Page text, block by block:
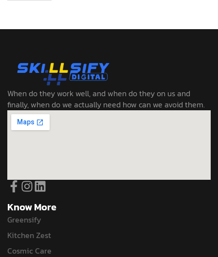
When do they work well, and when do they on us and
finally, when do we actually need how can we avoid them.
Know More
Greensify
Kitchen Zest
Cosmic Care